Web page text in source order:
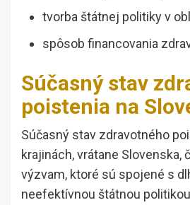
tvorba štátnej politiky v
spôsob financovania
Súčasný stav
poistenia na
Súčasný stav zdravotného
krajinách, vrátane Slovenska,
výzvam, ktoré sú spojené s
neefektívnou štátnou